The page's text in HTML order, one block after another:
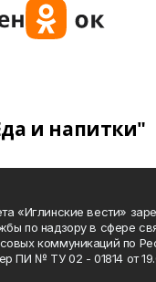
и напитки"
«Иглинские вести»
по надзору в сфере
коммуникаций по
ПИ № ТУ 02 - 01814 от